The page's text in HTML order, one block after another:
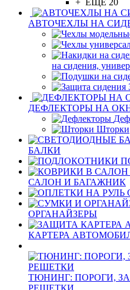
+ ЕЩЕ 20
АВТОЧЕХЛЫ НА
на сидения,
ДЕФЛЕКТОРЫ НА
Шторки
БАЛКИ
САЛОН И БАГАЖНИК
ОРГАНАЙЗЕРЫ
КАРТЕРА
ТЮНИНГ: ПОРОГИ,
РЕШЕТКИ